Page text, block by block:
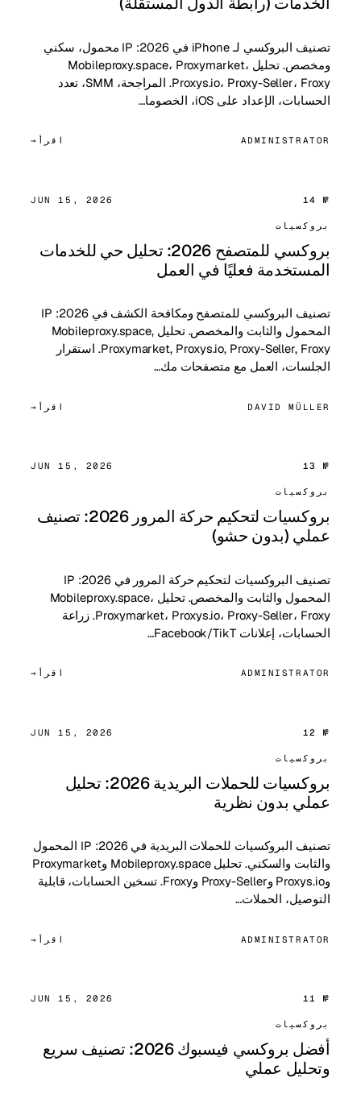
تصنيف البروكسي لـ iPhone في 2026: IP محمول، سكني
ومخصص. تحليل Mobileproxy.space، Proxymarket،
Proxys.io، Proxy-Seller، Froxy. المراجحة، SMM، تعدد
الحسابات، الإعداد على iOS، الخصوما…
ADMINISTRATOR اقرأ
№ 14
JUN 15, 2026
بروكسيات
بروكسي للمتصفح 2026: تحليل حي للخدمات
المستخدمة فعليًا في العمل
تصنيف البروكسي للمتصفح ومكافحة الكشف في 2026: IP
المحمول والثابت والمخصص. تحليل Mobileproxy.space,
Proxymarket, Proxys.io, Proxy-Seller, Froxy. استقرار
الجلسات، العمل مع متصفحات مك…
DAVID MÜLLER اقرأ
№ 13
JUN 15, 2026
بروكسيات
بروكسيات لتحكيم حركة المرور 2026: تصنيف
عملي (بدون حشو)
تصنيف البروكسيات لتحكيم حركة المرور في 2026: IP
المحمول والثابت والمخصص. تحليل Mobileproxy.space،
Proxymarket، Proxys.io، Proxy-Seller، Froxy. زراعة
الحسابات، إعلانات Facebook/TikT…
ADMINISTRATOR اقرأ
№ 12
JUN 15, 2026
بروكسيات
بروكسيات للحملات البريدية 2026: تحليل
عملي بدون نظرية
تصنيف البروكسيات للحملات البريدية في 2026: IP المحمول
والثابت والسكني. تحليل Mobileproxy.space وProxymarket
وProxys.io وProxy-Seller وFroxy. تسخين الحسابات، قابلية
التوصيل، الحملات…
ADMINISTRATOR اقرأ
№ 11
JUN 15, 2026
بروكسيات
أفضل بروكسي فيسبوك 2026: تصنيف سريع
وتحليل عملي